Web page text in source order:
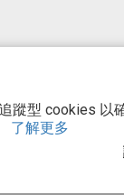
蹤型 cookies 以
了解更多